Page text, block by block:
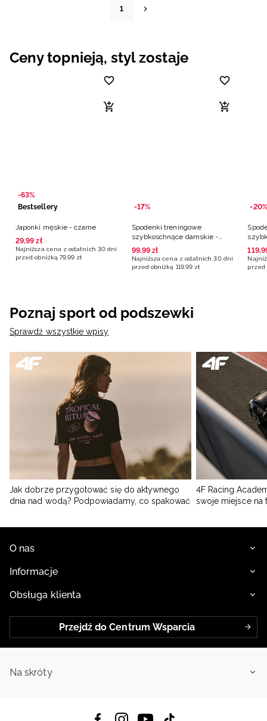
1
Ceny topnieją, styl zostaje
-63%
Bestsellery
Japonki męskie - czarne
29,99 zł
Najniższa cena z ostatnich 30 dni
przed obniżką 79,99 zł
-17%
Spodenki treningowe
szybkoschnące damskie -
czarne
99,99 zł
Najniższa cena z ostatnich 30 dni
przed obniżką 119,99 zł
-20%
119,
przed
Poznaj sport od podszewki
Sprawdź wszystkie wpisy
Jak dobrze przygotować się do aktywnego
dnia nad wodą? Podpowiadamy, co spakować
4F Racing
swoje miejsce na
O nas
Informacje
Obsługa klienta
Przejdź do Centrum Wsparcia
Na skróty